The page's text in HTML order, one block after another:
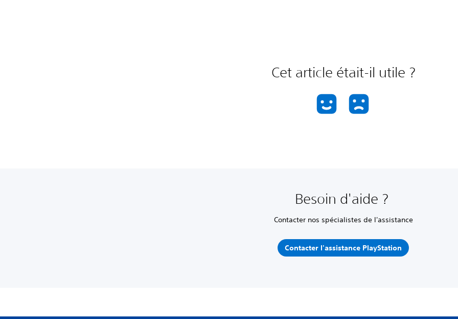
Cet article était-il utile ?
Besoin d'aide ?
Contacter nos spécialistes de l'assistance
Contacter l'assistance PlayStation